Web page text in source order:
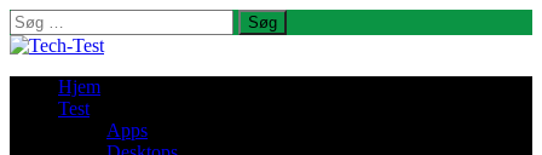
Søg
efter:
Hjem
Test
Apps